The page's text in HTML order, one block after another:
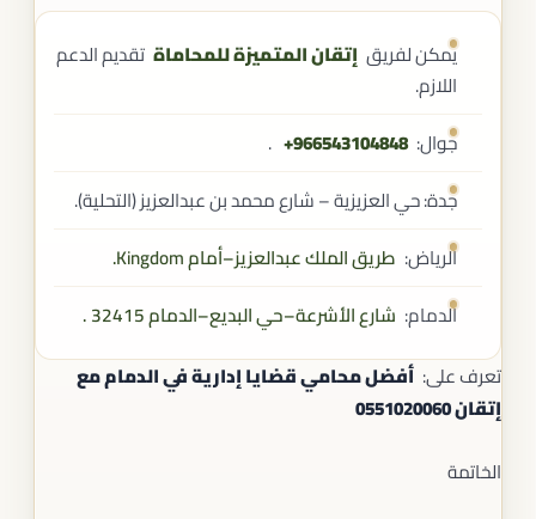
يمكن لفريق إتقان المتميزة للمحاماة تقديم الدعم
اللازم.
جوال: ‎‎ ‎ +966543104848
.
جدة: حي العزيزية – شارع محمد بن عبدالعزيز (التحلية).
الرياض: طريق الملك عبدالعزيز–أمام Kingdom.
الدمام: شارع الأشرعة–حي البديع–الدمام 32415
.
تعرف على: أفضل محامي قضايا إدارية في الدمام مع
إتقان 0551020060
الخاتمة